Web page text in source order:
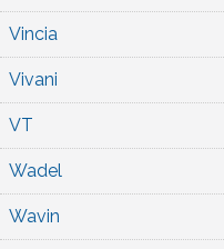
Vincia
Vivani
VT
Wadel
Wavin